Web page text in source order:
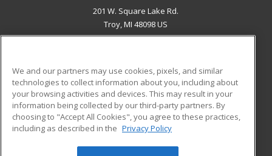
201 W. Square Lake Rd.
Troy, MI 48098 US
ADDITIONAL RESOURCES
Military
Financial Assistance
Help
Student Blog
We and our partners may use cookies, pixels, and similar
technologies to collect information about you, including about
your browsing activities and devices. This may result in your
information being collected by our third-party partners. By
choosing to "Accept All Cookies", you agree to these practices,
including as described in the Privacy Policy